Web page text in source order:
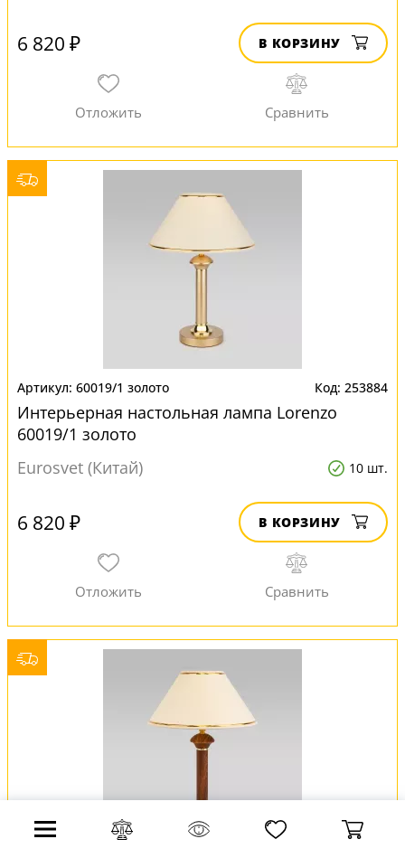
6 820 ₽ В КОРЗИНУ
60019/1 золото 253884
Интерьерная настольная лампа Lorenzo
60019/1 золото
Eurosvet (Китай)
10 шт.
6 820 ₽ В КОРЗИНУ